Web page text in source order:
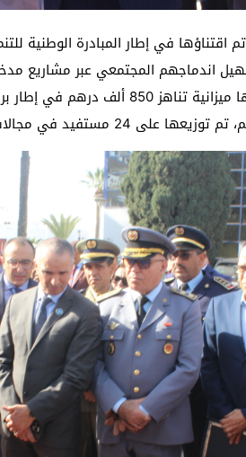
في إطار المبادرة الوطنية
2025.المقتنيات التي خصصت لها